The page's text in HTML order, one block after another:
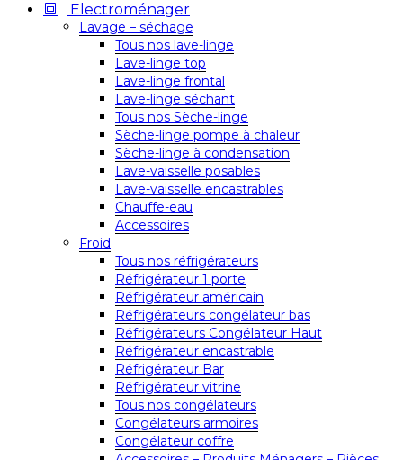
Electroménager
Lavage – séchage
Tous nos lave-linge
Lave-linge top
Lave-linge frontal
Lave-linge séchant
Tous nos Sèche-linge
Sèche-linge pompe à chaleur
Sèche-linge à condensation
Lave-vaisselle posables
Lave-vaisselle encastrables
Chauffe-eau
Accessoires
Froid
Tous nos réfrigérateurs
Réfrigérateur 1 porte
Réfrigérateur américain
Réfrigérateurs congélateur bas
Réfrigérateurs Congélateur Haut
Réfrigérateur encastrable
Réfrigérateur Bar
Réfrigérateur vitrine
Tous nos congélateurs
Congélateurs armoires
Congélateur coffre